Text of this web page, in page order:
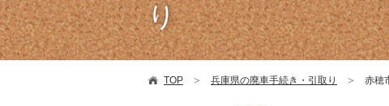
り
TOP 兵庫県の廃車手続き・引取り 赤穂